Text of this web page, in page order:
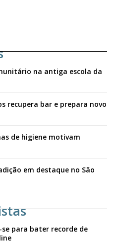
na antiga escola da
recupera bar e prepara novo
de higiene motivam
em destaque no São
para bater recorde de